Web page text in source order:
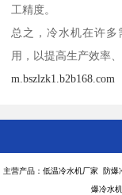
工精度。
总之，冷水机在许
用，以提高生产效率
m.bszlzk1.b2b168.com
主营产品：低温冷水机厂家 防
爆冷水